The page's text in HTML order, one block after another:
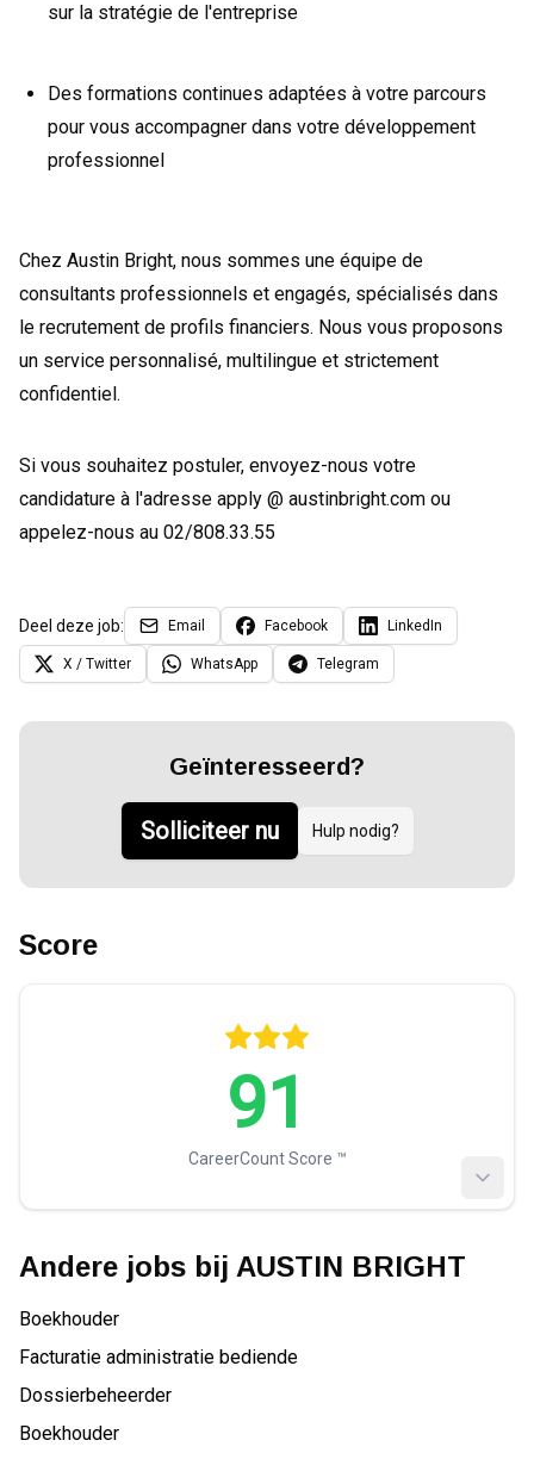
sur la stratégie de l'entreprise
Des formations continues adaptées à votre parcours
pour vous accompagner dans votre développement
professionnel
Chez Austin Bright, nous sommes une équipe de
consultants professionnels et engagés, spécialisés dans
le recrutement de profils financiers. Nous vous proposons
un service personnalisé, multilingue et strictement
confidentiel.
Si vous souhaitez postuler, envoyez-nous votre
candidature à l'adresse apply @ austinbright.com ou
appelez-nous au 02/808.33.55
Deel deze job: Email Facebook LinkedIn
X / Twitter WhatsApp Telegram
Geïnteresseerd?
Solliciteer nu Hulp nodig?
Score
91
CareerCount Score ™️
Andere jobs bij AUSTIN BRIGHT
Boekhouder
Facturatie administratie bediende
Dossierbeheerder
Boekhouder